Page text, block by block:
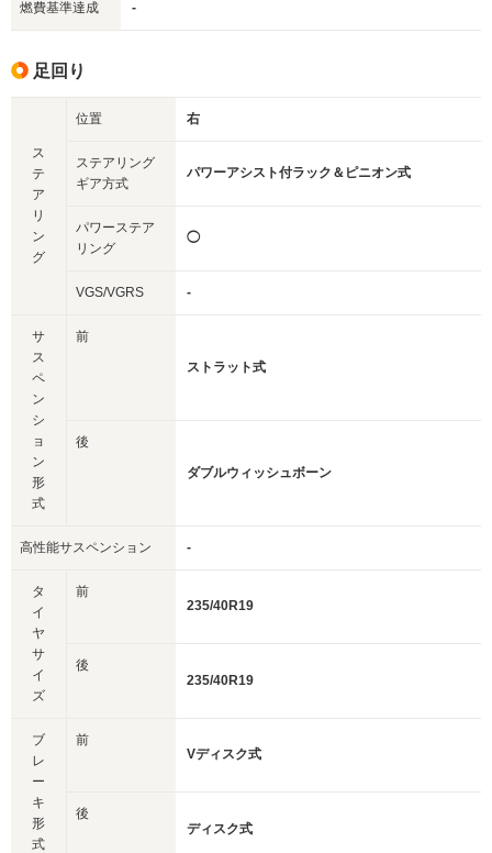
燃費基準達成 -
足回り
ス
テ
ア
リ
ン
グ
位置 右
ステアリング
ギア方式
パワーアシスト付ラック＆ピニオン式
パワーステア
リング
◯
VGS/VGRS -
サ
ス
ペ
ン
シ
ョ
ン
形
式
前
ストラット式
後
ダブルウィッシュボーン
高性能サスペンション -
タ
イ
ヤ
サ
イ
ズ
前
235/40R19
後
235/40R19
ブ
レ
ー
キ
形
式
前
Vディスク式
後
ディスク式